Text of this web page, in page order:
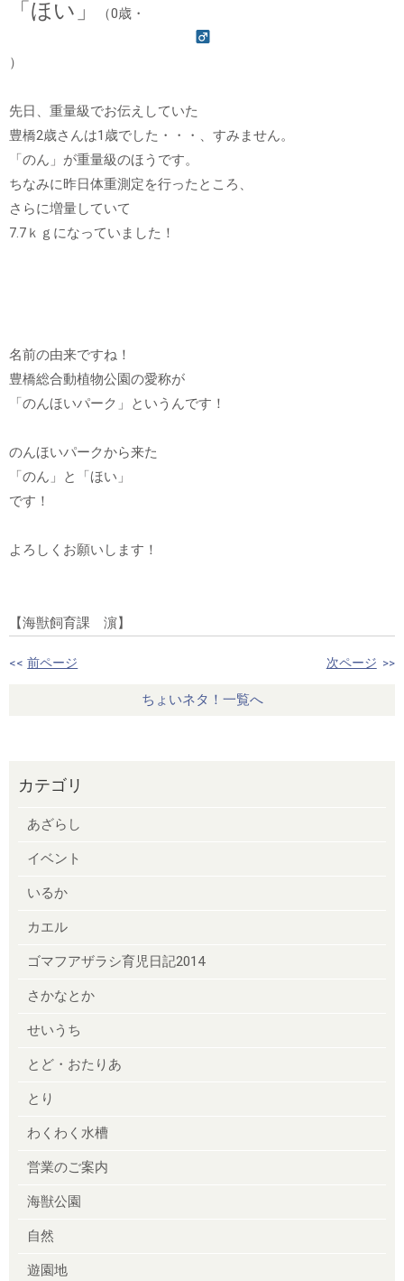
「ほい」 （0歳・
）
先日、重量級でお伝えしていた
豊橋2歳さんは1歳でした・・・、すみません。
「のん」が重量級のほうです。
ちなみに昨日体重測定を行ったところ、
さらに増量していて
7.7ｋｇになっていました！
名前の由来ですね！
豊橋総合動植物公園の愛称が
「のんほいパーク」というんです！
のんほいパークから来た
「のん」と「ほい」
です！
よろしくお願いします！
【海獣飼育課 濵】
<< 前ページ 次ページ >>
ちょいネタ！一覧へ
カテゴリ
あざらし
イベント
いるか
カエル
ゴマフアザラシ育児日記2014
さかなとか
せいうち
とど・おたりあ
とり
わくわく水槽
営業のご案内
海獣公園
自然
遊園地